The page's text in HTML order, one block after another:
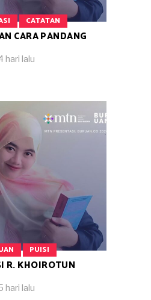
CATATAN
CARA PANDANG
hari lalu
PUISI
R. KHOIROTUN
hari lalu